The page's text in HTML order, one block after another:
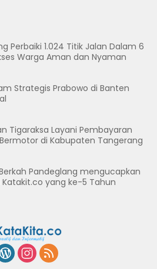
Perbaiki 1.024 Titik Jalan Dalam 6
Warga Aman dan Nyaman
Strategis Prabowo di Banten
Tigaraksa Layani Pembayaran
di Kabupaten Tangerang
Pandeglang mengucapkan
Katakit.co yang ke-5 Tahun